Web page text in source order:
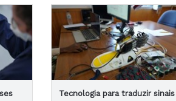
Tecnologia para traduzir sinais